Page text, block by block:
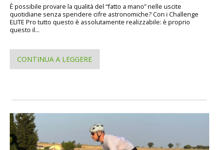
È possibile provare la qualità del “fatto a mano” nelle uscite
quotidiane senza spendere cifre astronomiche? Con i Challenge
ELITE Pro tutto questo è assolutamente realizzabile: è proprio
questo il...
CONTINUA A LEGGERE